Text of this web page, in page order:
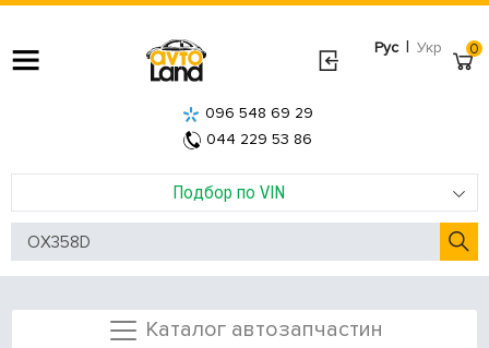
Рус | Укр
Подбор по VIN
096 548 69 29
044 229 53 86
0
Каталог автозапчастин